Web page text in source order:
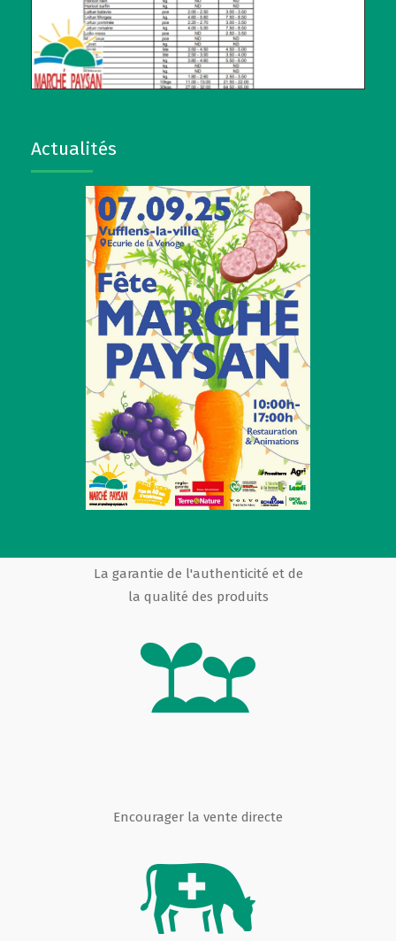
Actualités
La garantie de l'authenticité et de
la qualité des produits
Encourager la vente directe